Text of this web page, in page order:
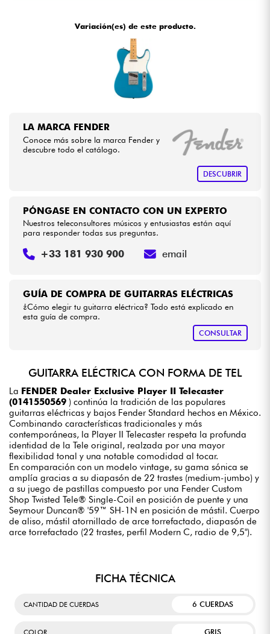
Variación(es) de este producto.
LA MARCA FENDER
Conoce más sobre la marca Fender y
descubre todo el catálogo.
DESCUBRIR
GUÍA DE COMPRA DE GUITARRAS ELÉCTRICAS
¿Cómo elegir tu guitarra eléctrica? Todo está explicado en
esta guía de compra.
CONSULTAR
PÓNGASE EN CONTACTO CON UN EXPERTO
Nuestros teleconsultores músicos y entusiastas están aquí
para responder todas sus preguntas.
+33 181 930 900 email
GUITARRA ELÉCTRICA CON FORMA DE TEL
La FENDER Dealer Exclusive Player II Telecaster
(0141550569 ) continúa la tradición de las populares
guitarras eléctricas y bajos Fender Standard hechos en México.
Combinando características tradicionales y más
contemporáneas, la Player II Telecaster respeta la profunda
identidad de la Tele original, realzada por una mayor
flexibilidad tonal y una notable comodidad al tocar.
En comparación con un modelo vintage, su gama sónica se
amplía gracias a su diapasón de 22 trastes (medium-jumbo) y
a su juego de pastillas compuesto por una Fender Custom
Shop Twisted Tele® Single-Coil en posición de puente y una
Seymour Duncan® '59™ SH-1N en posición de mástil. Cuerpo
de aliso, mástil atornillado de arce torrefactado, diapasón de
arce torrefactado (22 trastes, perfil Modern C, radio de 9,5").
FICHA TÉCNICA
CANTIDAD DE CUERDAS 6 CUERDAS
COLOR GRIS